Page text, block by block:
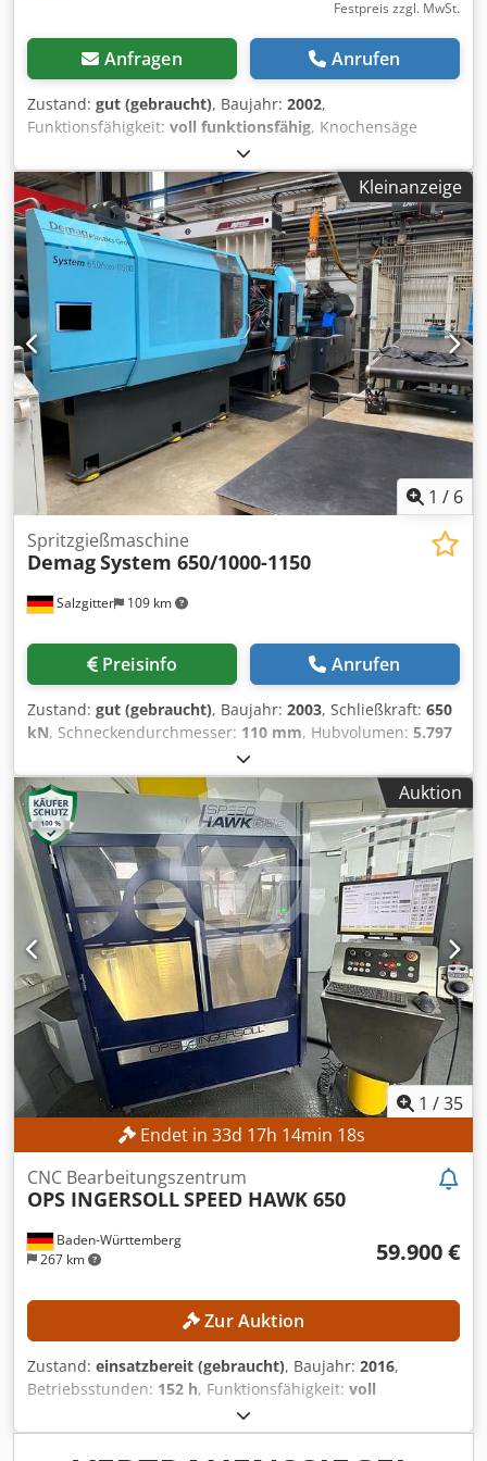
Festpreis zzgl. MwSt.
Anfragen Anrufen
Zustand: gut (gebraucht), Baujahr: 2002,
Funktionsfähigkeit: voll funktionsfähig, Knochensäge
Berkel / Mado MKB 650 Csdsy Du T Tspfx Ab Ejrf 16A. 380v.
Werkstatt geprüf,mängel beseitigt. Motorbremse.
Sägeband neu Bj.2002 Besichtigung & Probelauf nach tel.
Absprache gerne möglich! Bar oder Vorkasse! Verkauf nur
an Gewerbetreibende , Keine Garantie, keine
Gewährleistung.
Kleinanzeige
1 / 6
Salzgitter 109 km
Spritzgießmaschine
DemagSystem 650/1000-1150
Preisinfo Anrufen
Zustand: gut (gebraucht), Baujahr: 2003, Schließkraft: 650
kN, Schneckendurchmesser: 110 mm, Hubvolumen: 5.797
1.971 bar, Spritzgewicht:
Formhöhe (min.):450 mm, Öffnungshub:950 mm,
Plattenlänge: 1.450 mm, Plattenbreite:1.350 mm
Gesamtgewicht:
44.500 kg, Kernzug 2 Roboter Demag
Csdpozna Riofx Ab Esrf
Auktion
1 /35
Endet in 33d 17h 14min 16s
Baden-Württemberg
267 km
CNC Bearbeitungszentrum
OPS INGERSOLLSPEED HAWK 650
59.900 €
Zur Auktion
Zustand: einsatzbereit (gebraucht), Baujahr: 2016,
Betriebsstunden: 152 h, Funktionsfähigkeit: voll
, Maschinen-/Fahrzeugnummer:
Verfahrweg X-Achse:650 mm, Verfahrweg Y-Achse:550